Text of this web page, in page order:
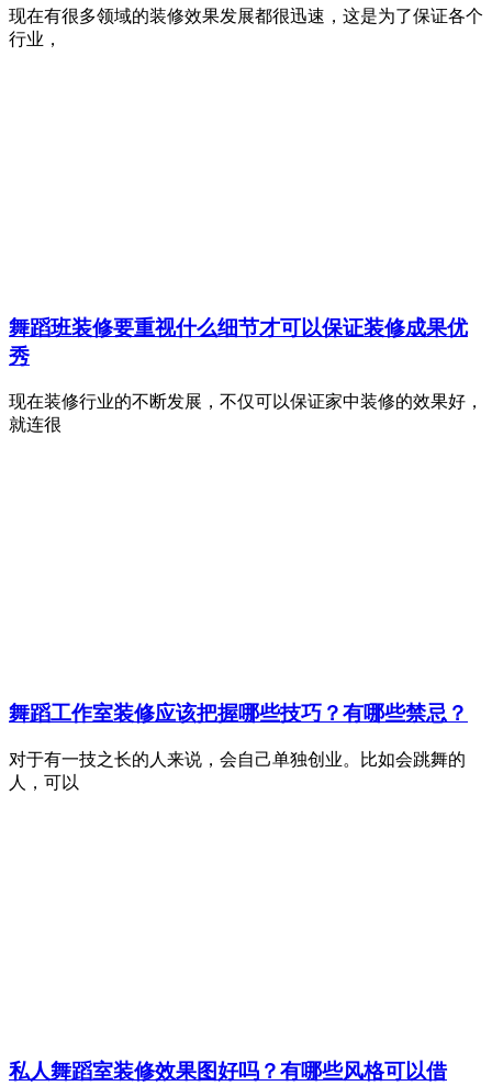
现在有很多领域的装修效果发展都很迅速，这是为了保证各个
行业，
舞蹈班装修要重视什么细节才可以保证装修成果优
秀
现在装修行业的不断发展，不仅可以保证家中装修的效果好，
就连很
舞蹈工作室装修应该把握哪些技巧？有哪些禁忌？
对于有一技之长的人来说，会自己单独创业。比如会跳舞的
人，可以
私人舞蹈室装修效果图好吗？有哪些风格可以借